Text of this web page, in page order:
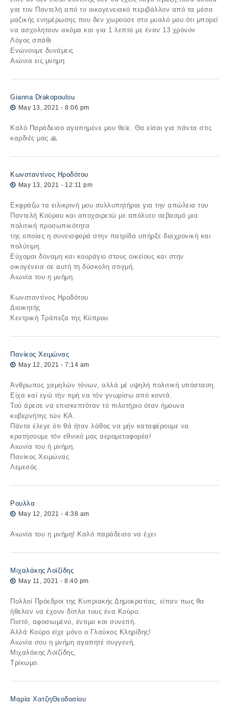
για τον Παντελή από το οικογενειακό περιβάλλον από τα μέσα
μαζικής ενημέρωσης που δεν χωρούσε στο μυαλό μου ότι μπορεί
να ασχολητουν ακόμα και για 1 λεπτό με έναν 13 χρόνον
Λόγος σπάθι
Ενώνουμε δυνάμεις
Αιώνια εις μνημη
Gianna Drakopoulou
May 13, 2021 - 8:06 pm
Καλό Παράδεισο αγαπημένε μου θείε. Θα είσαι για πάντα στις
καρδιές μας 🙏
Κωνσταντίνος Ηροδότου
May 13, 2021 - 12:11 pm
Εκφράζω τα ειλικρινή μου συλλυπητήρια για την απώλεια του
Παντελή Κούρου και αποχαιρετώ με απόλυτο σεβασμό μια
πολιτική προσωπικότητα
της οποίας η συνεισφορά στην πατρίδα υπήρξε διαχρονική και
πολύτιμη.
Εύχομαι δύναμη και κουράγιο στους οικείους και στην
οικογένεια σε αυτή τη δύσκολη στιγμή.
Αιωνία του η μνήμη.
Κωνσταντίνος Ηροδότου
Διοικητής
Κεντρική Τράπεζα της Κύπρου
Πανίκος Χειμώνας
May 12, 2021 - 7:14 am
Άνθρωπος χαμηλών τόνων, αλλά μέ υψηλή πολιτική υπόσταση.
Είχα καί εγώ τήν τιμή να τόν γνωρίσω από κοντά.
Τού άρεσε να επισκεπτόταν τό πιλοτήριο όταν ήμουνα
κυβερνήτης τών ΚΑ.
Πάντα έλεγε ότι θά ήταν λάθος να μήν καταφέρουμε να
κρατήσουμε τόν εθνικό μας αερομεταφορέα!
Αιωνία του ή μνήμη.
Πανίκος Χειμώνας
Λεμεσός.
Ρουλλα
May 12, 2021 - 4:38 am
Αιωνία του η μνήμη! Καλό παράδεισο να έχει
Μιχαλάκης Λοϊζίδης
May 11, 2021 - 8:40 pm
Πολλοί Πρόεδροι της Κυπριακής Δημοκρατίας, είπαν πως θα
ήθελαν να έχουν δίπλα τους ένα Κούρο.
Πιστό, αφοσιωμένο, έντιμο και συνεπή.
Αλλά Κούρο είχε μόνο ο Γλαύκος Κληρίδης!
Αιωνία σου η μνήμη αγαπητέ συγγενή,
Μιχαλάκης Λοϊζίδης,
Τρίκωμο.
Μαρία ΧατζηΘεοδοσίου